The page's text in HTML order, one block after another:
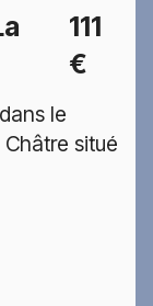
111
€
le
situé